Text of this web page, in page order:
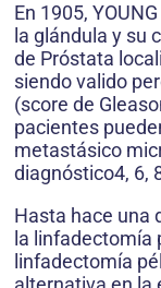
En 1905,
la glándula y su
de Próstata
siendo valido
(score de
pacientes
metastásico
diagnóstico4, 6,
Hasta hace una
la linfadectomía
linfadectomía